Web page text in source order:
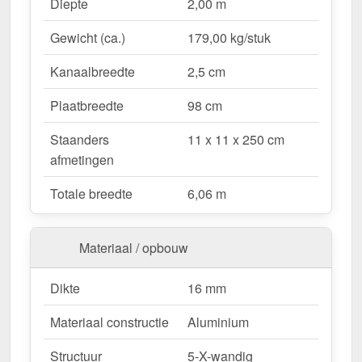
RAL 7016?
Duurzaam & stabiel
– Hoogwaardige Aluminium
constructie voor maximale weersbestendigheid.
Effectieve bescherming tegen weersinvloeden
– Bestendige Polycarbonaat dakbedekking
beschermt tegen regen & UV-straling.
Robuust voor alle weersomstandigheden
Beschikbaar voor sneeuwzone 2 (0,85 kN/m²),
ideaal voor verschillende klimatologische
omstandigheden.
Optimale lichttransmissie– Heldere &
vriendelijke sfeer met ongeveer 55 %
lichttransmissie.
Geïntegreerde dakgoot– Waterafvoer via de
verborgen goot, esthetisch & functioneel.
Ruimtebesparend design– Met slechts 2
berichten blijft uw terras open & ruimtelijk.
Diepte
2,00 m
Gewicht (ca.)
179,00 kg/stuk
Kanaalbreedte
2,5 cm
Plaatbreedte
98 cm
Staanders
afmetingen
11 x 11 x 250 cm
Totale breedte 6,06 m
Materiaal / opbouw
Dikte
16 mm
Materiaal constructie
Aluminium
Structuur
5-X-wandig